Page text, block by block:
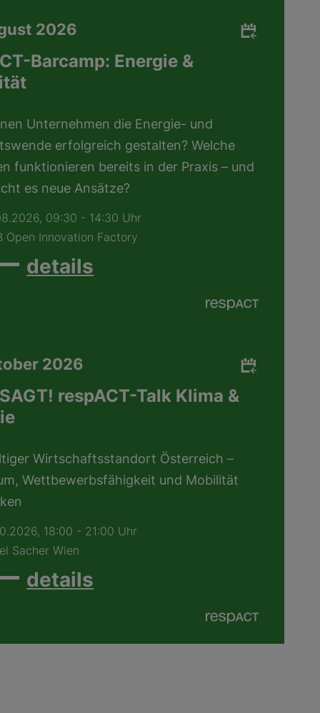
2026
Barcamp: Energie &
Unternehmen die Energie- und
erfolgreich gestalten? Welche
funktionieren bereits in der Praxis – und
es neue Ansätze?
, 09:30 - 14:30 Uhr
Open Innovation Factory
details
2026
respACT-Talk Klima &
Wirtschaftsstandort Österreich –
Wettbewerbsfähigkeit und Mobilität
, 18:00 - 21:00 Uhr
Sacher Wien
details